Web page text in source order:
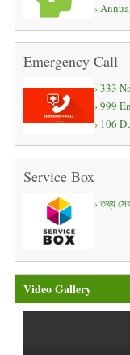
Emergency Call
333
999
106
Service Box
তথ্য
Video Gallery